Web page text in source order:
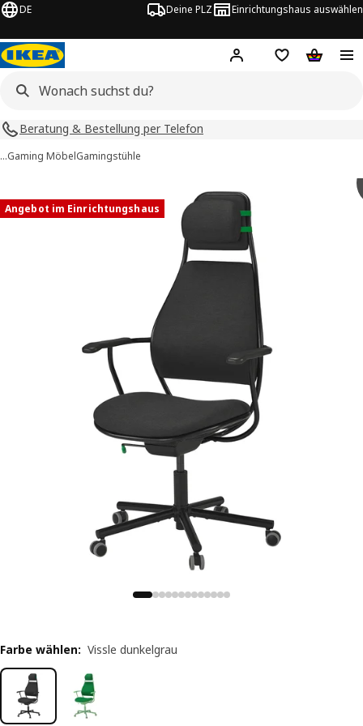
DE Deine PLZ Einrichtungshaus auswählen
Hej! Jetzt anmelden.
Einkaufsliste
Beratung & Bestellung per Telefon
…Gaming MöbelGamingstühle
Angebot im Einrichtungshaus
Farbe wählen: Vissle dunkelgrau